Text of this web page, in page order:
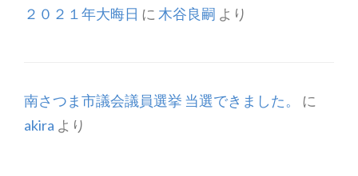
２０２１年大晦日 に 木谷良嗣 より
南さつま市議会議員選挙 当選できました。
に
akira より